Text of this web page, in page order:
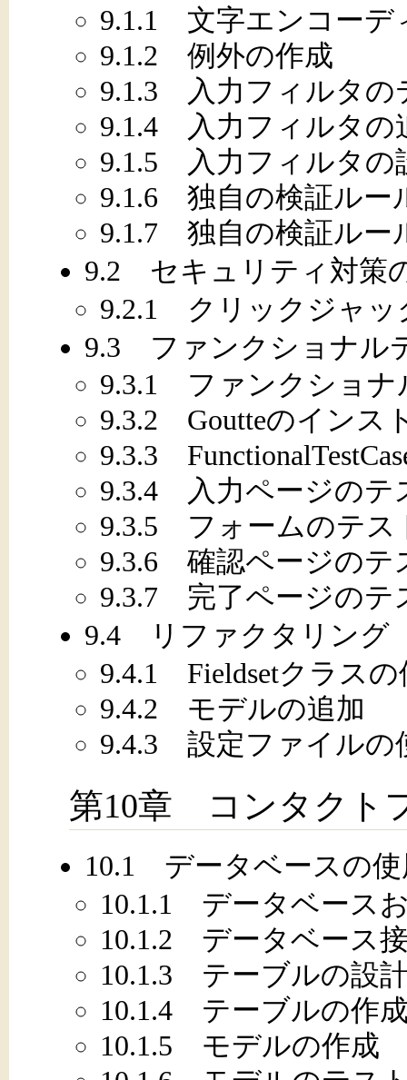
9.1.1 文字エンコーデ
9.1.2 例外の作成
9.1.3 入力フィルタの
9.1.4 入力フィルタの
9.1.5 入力フィルタの
9.1.6 独自の検証ルー
9.1.7 独自の検証ルー
9.2 セキュリティ対策
9.2.1 クリックジャッ
9.3 ファンクショナル
9.3.1 ファンクショナ
9.3.2 Goutteのインス
9.3.3
9.3.4 入力ページのテ
9.3.5 フォームのテス
9.3.6 確認ページのテ
9.3.7 完了ページのテ
9.4 リファクタリング
9.4.1 Fieldsetクラスの
9.4.2 モデルの追加
9.4.3 設定ファイルの
第10章 コンタクト
10.1 データベースの使
10.1.1 データベース
10.1.2 データベース
10.1.3 テーブルの設
10.1.4 テーブルの作
10.1.5 モデルの作成